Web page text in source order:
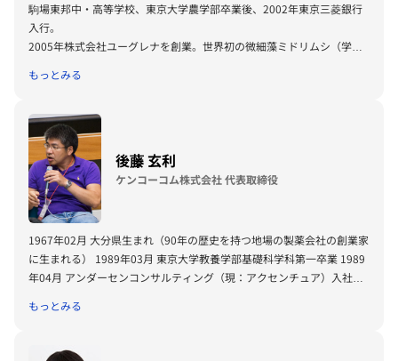
駒場東邦中・高等学校、東京大学農学部卒業後、2002年東京三菱銀行
入行。
2005年株式会社ユーグレナを創業。世界初の微細藻ミドリムシ（学
世界経済フォーラム（ダボス会議）ヤンググローバルリーダー、第一回
総理大臣賞」受賞。
著書に『僕はミドリムシで世界を救うことに決めた。』（小学館新書）
『サステナブルビジネス』（PHP研究所）
経団連スタートアップ委員長、経済同友会スタートアップ推進総合委員
長、内閣官房知的財産戦略本部員、文部科学省起業家教育推進大使、東
京大学農学部運営諮問委員、ビル＆メリンダ・ゲイツ財団SDGs
Goalkeeper
もっとみる
後藤 玄利
ケンコーコム株式会社 代表取締役
1967年02月 大分県生まれ（90年の歴史を持つ地場の製薬会社の創業家
に生まれる） 1989年03月 東京大学教養学部基礎科学科第一卒業 1989
年04月 アンダーセンコンサルティング（現：アクセンチュア）入社。
ーセンコンサルティング（現：アクセンチュア）退社 1994年11月 株式
に就任 2000年05月 健康関連ECサイト『ケンコーコム』 を立ち上げ
もっとみる